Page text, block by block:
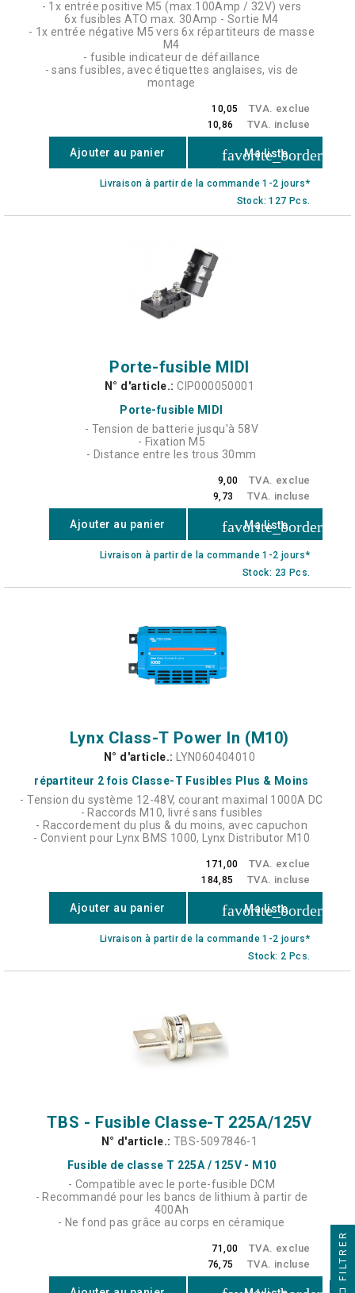
- 1x entrée positive M5 (max.100Amp / 32V) vers
6x fusibles ATO max. 30Amp - Sortie M4
- 1x entrée négative M5 vers 6x répartiteurs de masse
M4
- fusible indicateur de défaillance
- sans fusibles, avec étiquettes anglaises, vis de
montage
10,05 TVA. exclue
10,86 TVA. incluse
Ajouter au panier favorite_border
Ma liste
Livraison à partir de la commande 1-2 jours*
Stock: 127 Pcs.
Porte-fusible MIDI
N° d'article.: CIP000050001
Porte-fusible MIDI
- Tension de batterie jusqu'à 58V
- Fixation M5
- Distance entre les trous 30mm
9,00 TVA. exclue
9,73 TVA. incluse
Ajouter au panier favorite_border
Ma liste
Livraison à partir de la commande 1-2 jours*
Stock: 23 Pcs.
Lynx Class-T Power In (M10)
N° d'article.: LYN060404010
répartiteur 2 fois Classe-T Fusibles Plus & Moins
- Tension du système 12-48V, courant maximal 1000A DC
- Raccords M10, livré sans fusibles
- Raccordement du plus & du moins, avec capuchon
- Convient pour Lynx BMS 1000, Lynx Distributor M10
171,00 TVA. exclue
184,85 TVA. incluse
Ajouter au panier favorite_border
Ma liste
Livraison à partir de la commande 1-2 jours*
Stock: 2 Pcs.
TBS - Fusible Classe-T 225A/125V
N° d'article.: TBS-5097846-1
Fusible de classe T 225A / 125V - M10
- Compatible avec le porte-fusible DCM
- Recommandé pour les bancs de lithium à partir de
400Ah
- Ne fond pas grâce au corps en céramique
71,00 TVA. exclue
76,75 TVA. incluse FILTRER